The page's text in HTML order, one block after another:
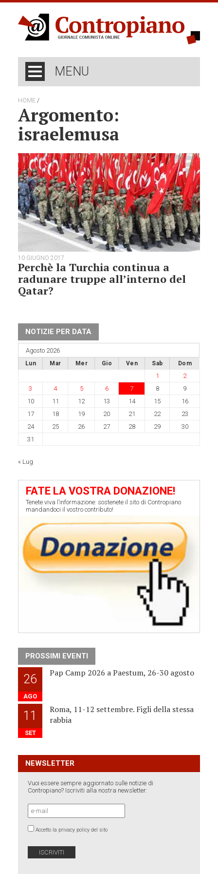
MENU
HOME /
Argomento:
israelemusa
10 GIUGNO 2017
Perchè la Turchia continua a
radunare truppe all’interno del
Qatar?
NOTIZIE PER DATA
Agosto 2026
Lun Mar Mer Gio Ven Sab Dom
1
2
3
4 5 6 7 8
9
10
11 12 13 14 15
16
17
18 19 20 21 22
23
24
25 26 27 28 29
30
31
« Lug
FATE LA VOSTRA DONAZIONE!
Tenete viva l’informazione: sostenete il sito di Contropiano
mandandoci il vostro contributo!
PROSSIMI EVENTI
26
AGO
Pap Camp 2026 a Paestum, 26-30 agosto
11
SET
Roma, 11-12 settembre. Figli della stessa
rabbia
NEWSLETTER
Vuoi essere sempre aggiornato sulle notizie di
Contropiano? Iscriviti alla nostra newsletter:
Accetto la privacy policy del sito